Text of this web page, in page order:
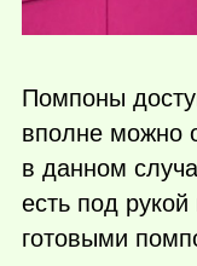
Помпоны
вполне можно
в данном
есть под
готовыми